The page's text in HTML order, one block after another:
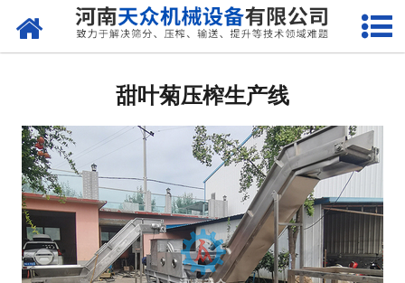
网站首页
新闻资讯
客户案例
现场视频
甜叶菊压榨生产线